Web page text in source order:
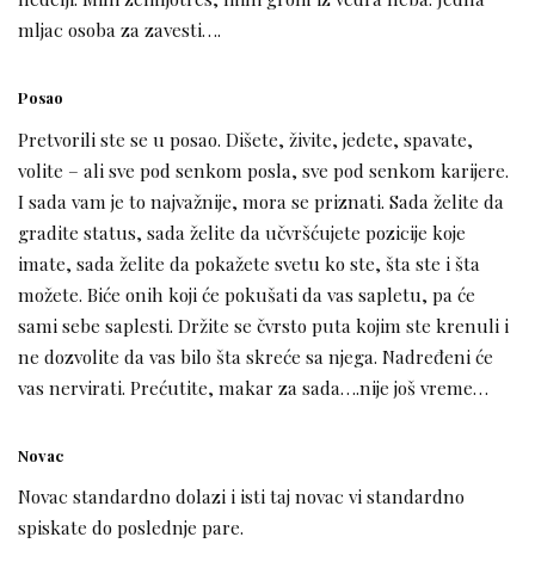
mljac osoba za zavesti….
Posao
Pretvorili ste se u posao. Dišete, živite, jedete, spavate,
volite – ali sve pod senkom posla, sve pod senkom karijere.
I sada vam je to najvažnije, mora se priznati. Sada želite da
gradite status, sada želite da učvršćujete pozicije koje
imate, sada želite da pokažete svetu ko ste, šta ste i šta
možete. Biće onih koji će pokušati da vas sapletu, pa će
sami sebe saplesti. Držite se čvrsto puta kojim ste krenuli i
ne dozvolite da vas bilo šta skreće sa njega. Nadređeni će
vas nervirati. Prećutite, makar za sada….nije još vreme…
Novac
Novac standardno dolazi i isti taj novac vi standardno
spiskate do poslednje pare.